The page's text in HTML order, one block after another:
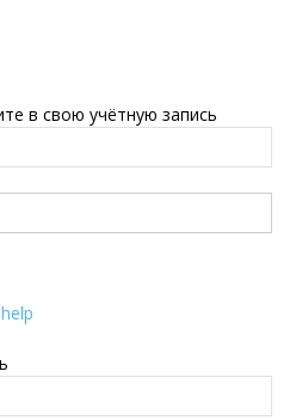
в свою учётную запись